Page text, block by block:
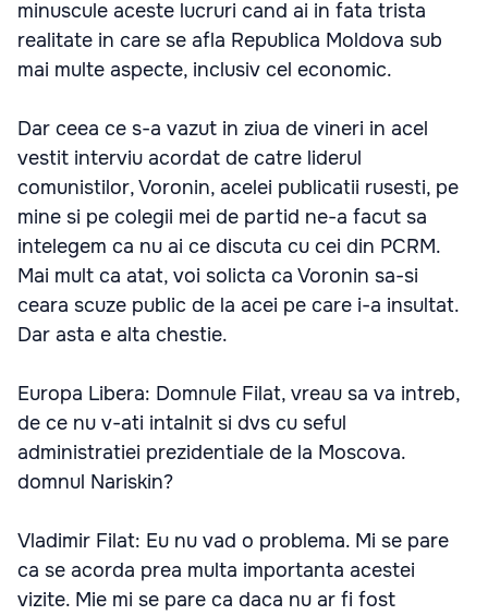
minuscule aceste lucruri cand ai in fata trista
realitate in care se afla Republica Moldova sub
mai multe aspecte, inclusiv cel economic.
Dar ceea ce s-a vazut in ziua de vineri in acel
vestit interviu acordat de catre liderul
comunistilor, Voronin, acelei publicatii rusesti, pe
mine si pe colegii mei de partid ne-a facut sa
intelegem ca nu ai ce discuta cu cei din PCRM.
Mai mult ca atat, voi solicta ca Voronin sa-si
ceara scuze public de la acei pe care i-a insultat.
Dar asta e alta chestie.
Europa Libera: Domnule Filat, vreau sa va intreb,
de ce nu v-ati intalnit si dvs cu seful
administratiei prezidentiale de la Moscova.
domnul Nariskin?
Vladimir Filat: Eu nu vad o problema. Mi se pare
ca se acorda prea multa importanta acestei
vizite. Mie mi se pare ca daca nu ar fi fost